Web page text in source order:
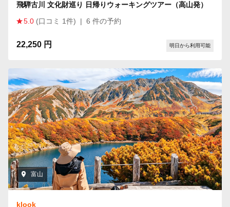
飛騨古川 文化財巡り 日帰りウォーキングツアー（高山発）
5.0 (口コミ 1件) | 6 件の予約
22,250 円 明日から利用可能
富山
klook